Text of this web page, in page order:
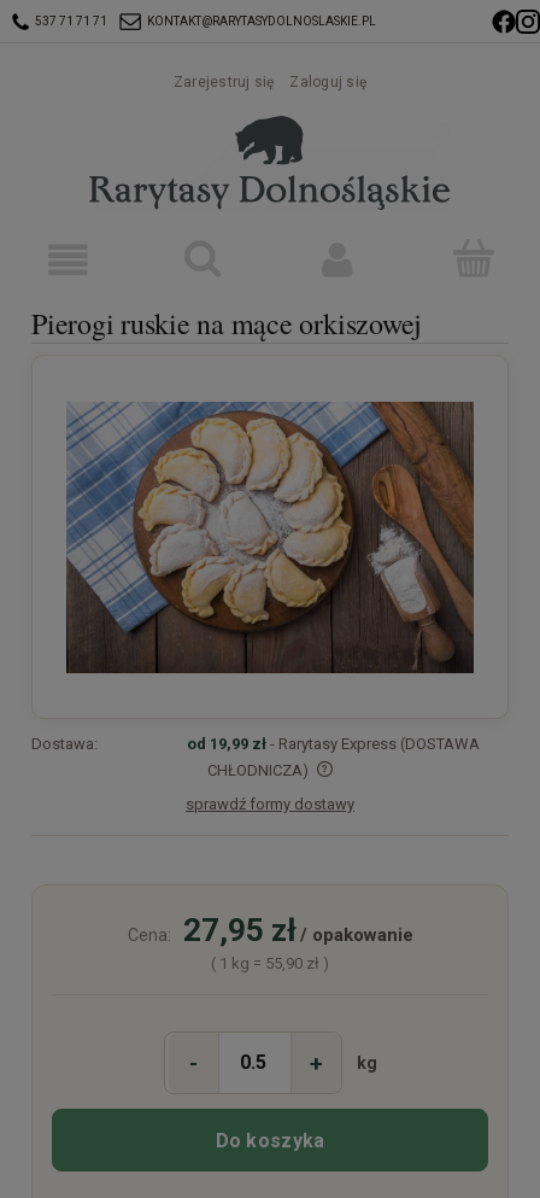
537 71 71 71 KONTAKT@RARYTASYDOLNOSLASKIE.PL
Zarejestruj się Zaloguj się
Pierogi ruskie na mące orkiszowej
Dostawa: od 19,99 zł - Rarytasy Express (DOSTAWA
CHŁODNICZA)
Cena nie zawiera ewentualnych kosztów płatności
sprawdź formy dostawy
Cena: 27,95 zł/ opakowanie
( 1 kg = 55,90 zł )
- + kg
Do koszyka